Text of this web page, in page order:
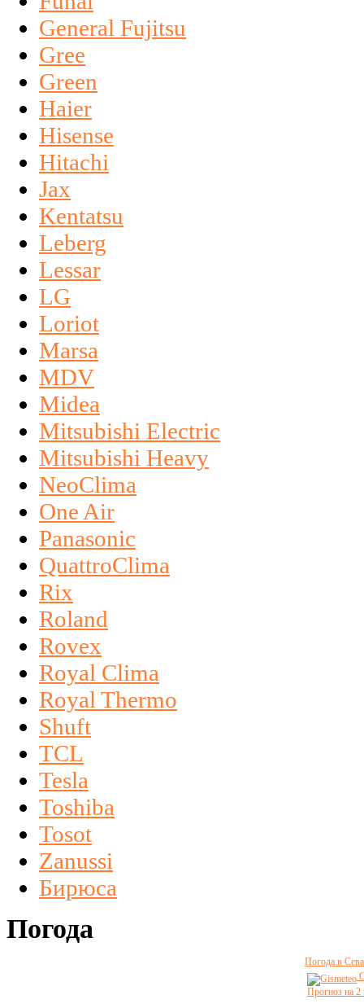
General Fujitsu
Gree
Green
Haier
Hisense
Hitachi
Jax
Kentatsu
Leberg
Lessar
LG
Loriot
Marsa
MDV
Midea
Mitsubishi Electric
Mitsubishi Heavy
NeoClima
One Air
Panasonic
QuattroClima
Rix
Roland
Rovex
Royal Clima
Royal Thermo
Shuft
TCL
Tesla
Toshiba
Tosot
Zanussi
Бирюса
Погода
Погода в
Прогноз на 2